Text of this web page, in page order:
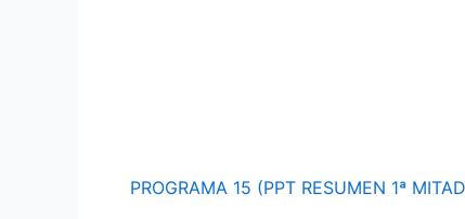
PROGRAMA 15 (PPT RESUMEN 1ª